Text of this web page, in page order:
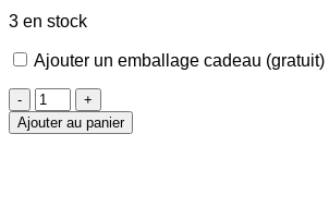
3 en stock
Ajouter un emballage cadeau (gratuit)
quantité
de
Agate
Ajouter au panier